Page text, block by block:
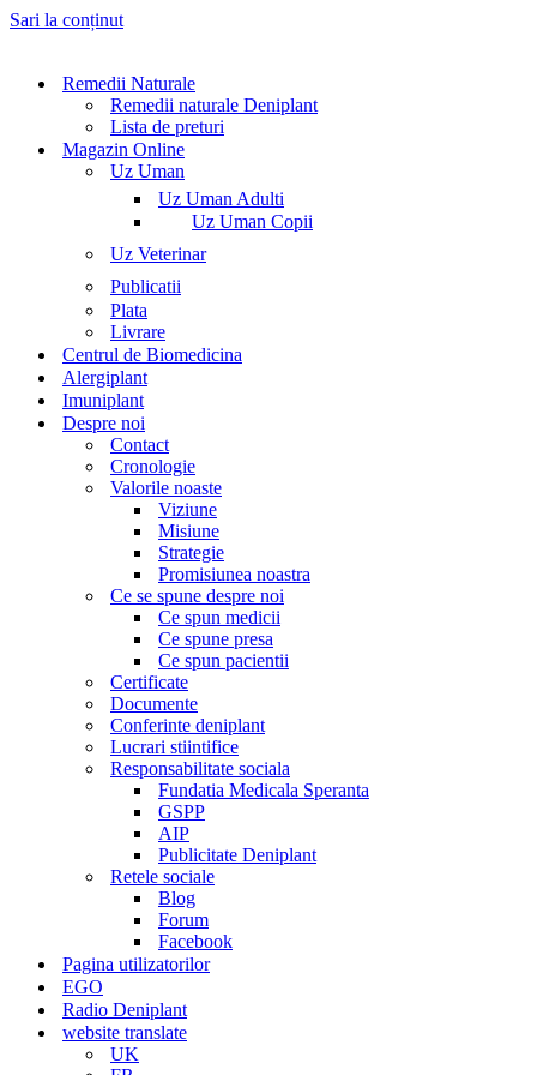
Sari la conținut
Remedii Naturale
Remedii naturale Deniplant
Lista de preturi
Magazin Online
Uz Uman
Uz Uman Adulti
Uz Uman Copii
Uz Veterinar
Publicatii
Plata
Livrare
Centrul de Biomedicina
Alergiplant
Imuniplant
Despre noi
Contact
Cronologie
Valorile noaste
Viziune
Misiune
Strategie
Promisiunea noastra
Ce se spune despre noi
Ce spun medicii
Ce spune presa
Ce spun pacientii
Certificate
Documente
Conferinte deniplant
Lucrari stiintifice
Responsabilitate sociala
Fundatia Medicala Speranta
GSPP
AIP
Publicitate Deniplant
Retele sociale
Blog
Forum
Facebook
Pagina utilizatorilor
EGO
Radio Deniplant
website translate
UK